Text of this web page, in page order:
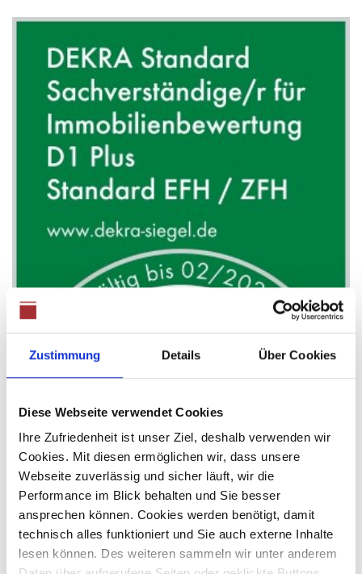
Zustimmung Details Über Cookies
Diese Webseite verwendet Cookies
Ihre Zufriedenheit ist unser Ziel, deshalb verwenden wir
Cookies. Mit diesen ermöglichen wir, dass unsere
Webseite zuverlässig und sicher läuft, wir die
Performance im Blick behalten und Sie besser
ansprechen können. Cookies werden benötigt, damit
technisch alles funktioniert und Sie auch externe Inhalte
lesen können. Des weiteren sammeln wir unter anderem